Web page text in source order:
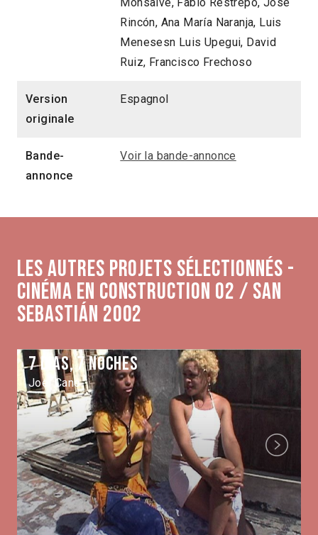
Rincón, Ana María Naranja, Luis
Menesesn Luis Upegui, David
Ruiz, Francisco Frechoso
Version
originale
Espagnol
Bande-
annonce
Voir la bande-annonce
Les autres projets sélectionnés -
Cinéma en construction 02 / San
Sebastián 2002
7 Días, 7 Noches
Joel Cano
Next